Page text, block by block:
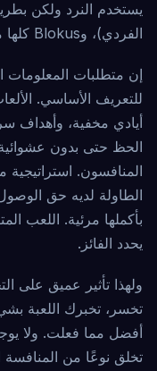
يستخدم النرد ولكن
الفردي)، وBlokus كلها مؤهلة.
إن متطلبات المعلومات
للتعريف الأساسي.
أيادي مخفية، وأهداف
الحظ حتى بدون
المنافسون.
الطاولة لديه حق
بأكملها مرئية. اللعب
يحدد الفائز.
ولهذا تأثير عميق على
تخسر، تخبرك اللعبة
أفضل مما فعلت. ولا
تخلق نوعًا من المنافسة